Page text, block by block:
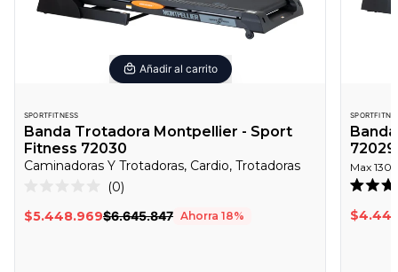
Añadir al carrito
SPORTFITNESS
Banda Trotadora Montpellier - Sport
Fitness 72030
Caminadoras Y Trotadoras, Cardio, Trotadoras
0
de
0
para
$5.448.969$6.645.847 Ahorra 18%
72029
Max130
4.7
de